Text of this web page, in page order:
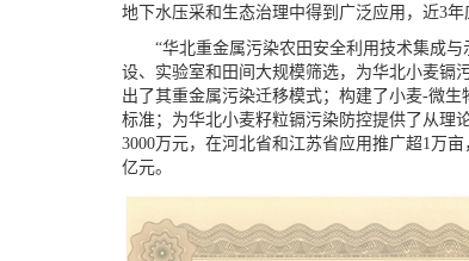
地下水压采和生态治理中得到广泛应用，近3年
“华北重金属污染农田安全利用技术集成与
设、实验室和田间大规模筛选，为华北小麦镉
出了其重金属污染迁移模式；构建了小麦-微
标准；为华北小麦籽粒镉污染防控提供了从理
3000万元，在河北省和江苏省应用推广超1万
亿元。